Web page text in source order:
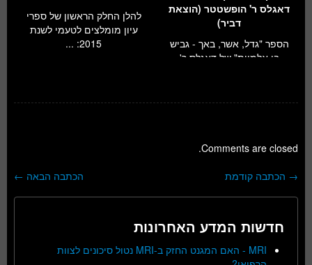
דאגלס ר' הופשטטר (הוצאת
דביר)
הספר "גדל, אשר, באך - גביש
בן אלמוות" של דאגלס ר'
להלן החלק הראשון של ספרי
עיון מומלצים לטעמי לשנת
2015: ...
Comments are closed.
ניווט בפוסטים הכתבה הבאה ← → הכתבה קודמת
חדשות המדע האחרונות
MRI - האם המגנט החזק ב-MRI נטול סיכונים לצוות